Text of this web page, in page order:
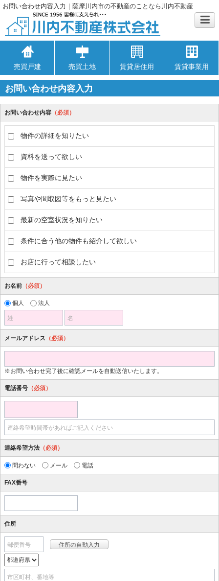
お問い合わせ内容入力｜薩摩川内市の不動産のことなら川内不動産
売買戸建 売買土地 賃貸居住用 賃貸事業用
お問い合わせ内容入力
お問い合わせ内容 （必須）
物件の詳細を知りたい
資料を送って欲しい
物件を実際に見たい
写真や間取図等をもっと見たい
最新の空室状況を知りたい
条件に合う他の物件も紹介して欲しい
お店に行って相談したい
お名前 （必須）
個人 法人
姓 名
メールアドレス （必須）
※お問い合わせ完了後に確認メールを自動送信いたします。
電話番号 （必須）
連絡希望時間帯があればご記入ください
連絡希望方法 （必須）
問わない メール 電話
FAX番号
住所
郵便番号
市区町村、番地等